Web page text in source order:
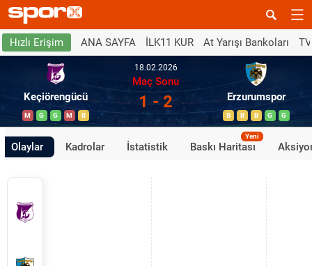
Hızlı Erişim ANA SAYFA İLK11 KUR At Yarışı Bankoları
Keçiörengücü
M G G M B
18.02.2026
Maç Sonu
1 - 2 Erzurumspor
B B B G G
Olaylar Kadrolar İstatistik Baskı Haritası
Yeni